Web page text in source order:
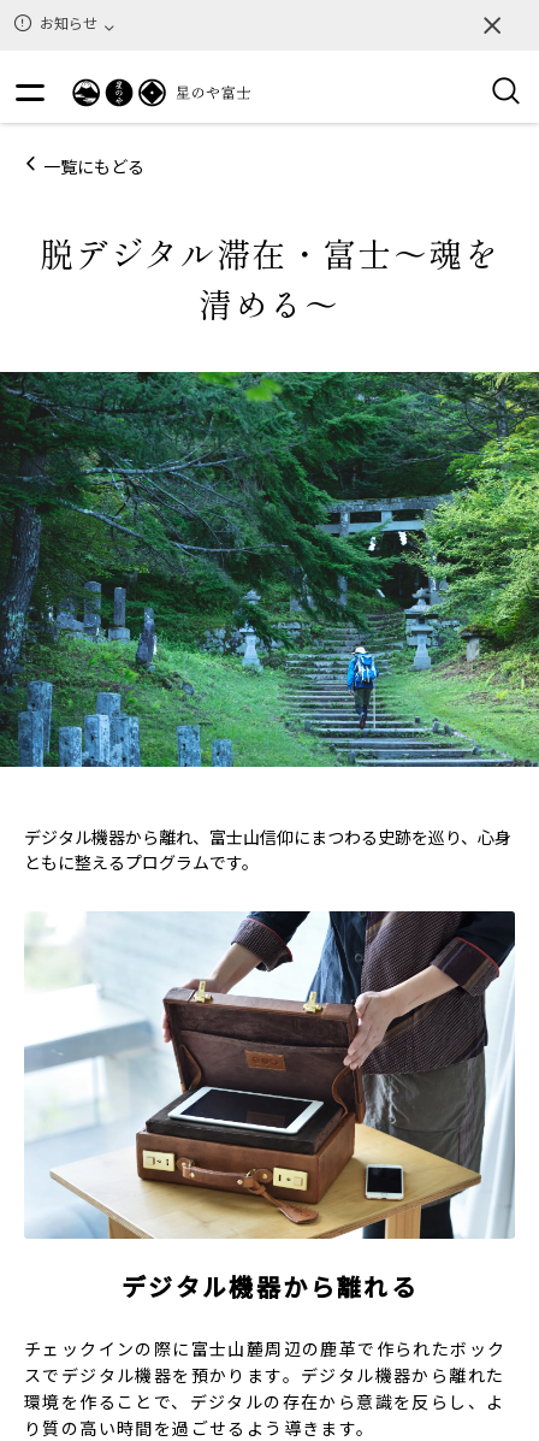
お知らせ
一覧にもどる
脱デジタル滞在・富士～魂を
清める～
デジタル機器から離れ、富士山信仰にまつわる史跡を巡り、心身
ともに整えるプログラムです。
デジタル機器から離れる
チェックインの際に富士山麓周辺の鹿革で作られたボック
スでデジタル機器を預かります。デジタル機器から離れた
環境を作ることで、デジタルの存在から意識を反らし、よ
り質の高い時間を過ごせるよう導きます。